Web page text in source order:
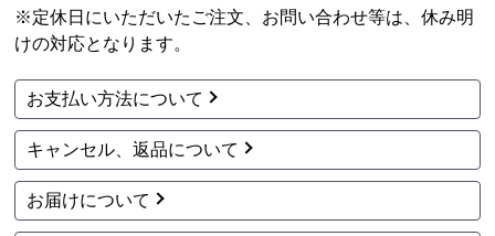
※定休日にいただいたご注文、お問い合わせ等は、休み明
けの対応となります。
お支払い方法について
キャンセル、返品について
お届けについて